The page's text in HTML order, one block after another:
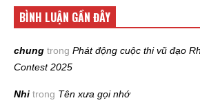
BÌNH LUẬN GẦN ĐÂY
chung trong Phát động cuộc thi vũ đạo
Contest 2025
Nhi trong Tên xưa gọi nhớ